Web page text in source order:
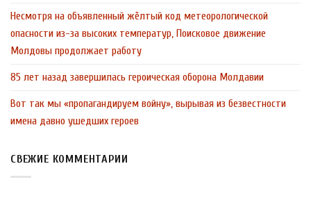
Несмотря на объявленный жёлтый код метеорологической
опасности из-за высоких температур, Поисковое движение
Молдовы продолжает работу
85 лет назад завершилась героическая оборона Молдавии
Вот так мы «пропагандируем войну», вырывая из безвестности
имена давно ушедших героев
СВЕЖИЕ КОММЕНТАРИИ